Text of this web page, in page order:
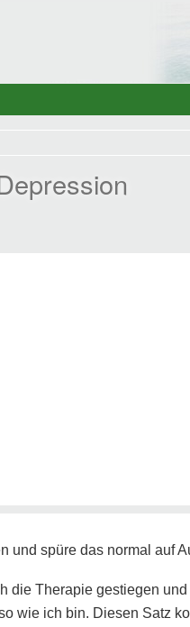
spüre das normal auf
Therapie gestiegen
wie ich bin. Diesen Satz